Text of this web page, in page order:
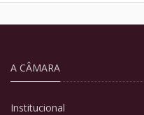
A CÂMARA
Institucional